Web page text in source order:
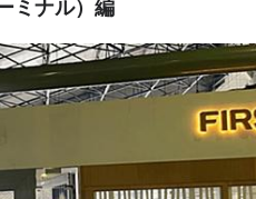
ミナル）編